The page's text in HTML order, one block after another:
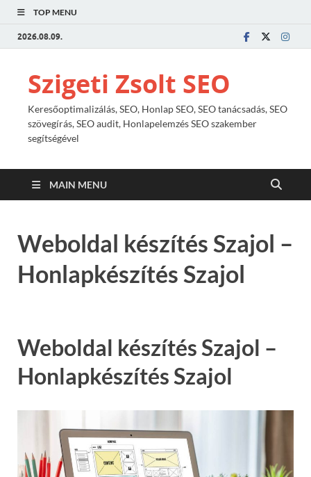
TOP MENU
2026.08.09.
Szigeti Zsolt SEO
Keresőoptimalizálás, SEO, Honlap SEO, SEO tanácsadás, SEO
szövegírás, SEO audit, Honlapelemzés SEO szakember
segítségével
MAIN MENU
Weboldal készítés Szajol –
Honlapkészítés Szajol
Weboldal készítés Szajol –
Honlapkészítés Szajol